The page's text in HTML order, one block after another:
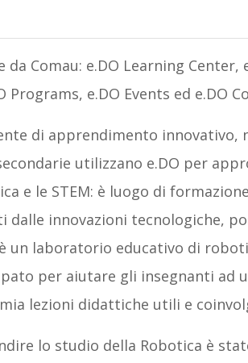
Comau: e.DO Learning Center,
Programs, e.DO Events ed e.DO
di apprendimento innovativo,
utilizzano e.DO per
e le STEM: è luogo di
dalle innovazioni tecnologiche,
è un laboratorio educativo di
per aiutare gli insegnanti ad
lezioni didattiche utili e
lo studio della Robotica è